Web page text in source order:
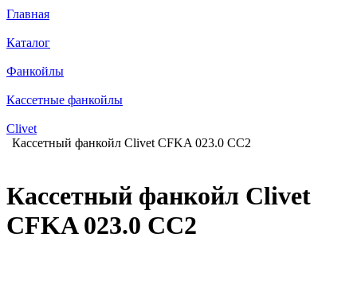
Главная
Каталог
Фанкойлы
Кассетные фанкойлы
Clivet
Кассетный фанкойл Clivet CFKA 023.0 CC2
Кассетный фанкойл Clivet
CFKA 023.0 CC2